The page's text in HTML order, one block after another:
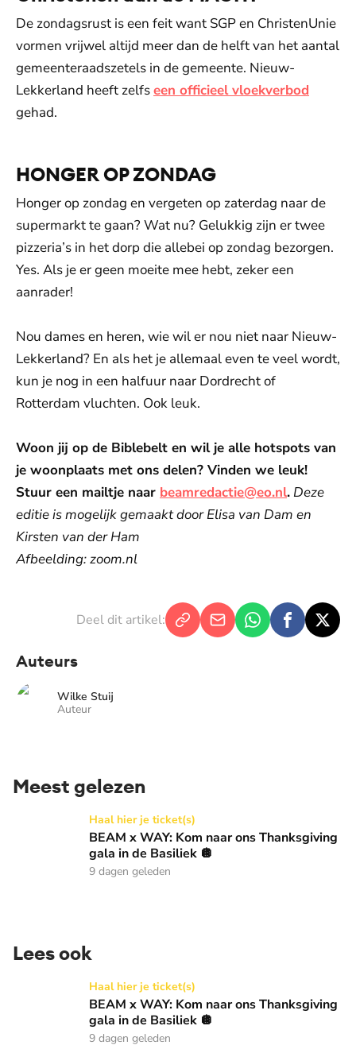
De zondagsrust is een feit want SGP en ChristenUnie
vormen vrijwel altijd meer dan de helft van het aantal
gemeenteraadszetels in de gemeente. Nieuw-
Lekkerland heeft zelfseen officieel vloekverbod
gehad.
HONGER OP ZONDAG
Honger op zondag en vergeten op zaterdag naar de
supermarkt te gaan? Wat nu? Gelukkig zijn er twee
pizzeria’s in het dorp die allebei op zondag bezorgen.
Yes. Als je er geen moeite mee hebt, zeker een
aanrader!
Nou dames en heren, wie wil er nou niet naar Nieuw-
Lekkerland? En als het je allemaal even te veel wordt,
kun je nog in een halfuur naar Dordrecht of
Rotterdam vluchten. Ook leuk.
Woon jij op de Biblebelt en wil je alle hotspots van
je woonplaats met ons delen? Vinden we leuk!
Stuur een mailtje naar beamredactie@eo.nl. Deze
editie is mogelijk gemaakt door Elisa van Dam en
Kirsten van der Ham
Afbeelding: zoom.nl
Deel dit artikel:
Auteurs
Wilke Stuij
Auteur
Meest gelezen
BEAM x WAY: Kom naar ons Thanksgiving gala in de
Haal hier je ticket(s)
BEAM x WAY: Kom naar ons Thanksgiving
gala in de Basiliek 🪩
9 dagen geleden
Lees ook
BEAM x WAY: Kom naar ons Thanksgiving gala in de
Haal hier je ticket(s)
BEAM x WAY: Kom naar ons Thanksgiving
gala in de Basiliek 🪩
9 dagen geleden